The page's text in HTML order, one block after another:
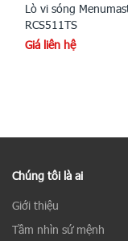
Lò vi sóng
RCS511TS
Giá liên hệ
Chúng tôi là ai
Giới thiệu
Tầm nhìn sứ mệnh